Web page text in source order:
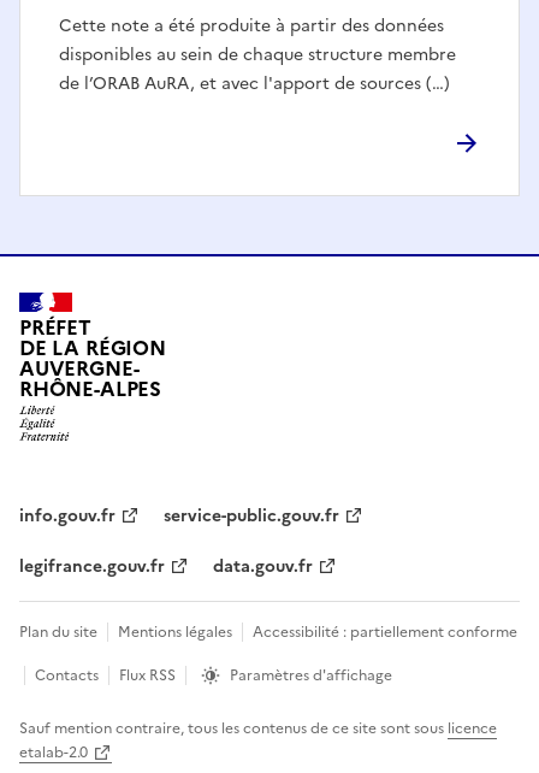
Cette note a été produite à partir des données
disponibles au sein de chaque structure membre
de l’ORAB AuRA, et avec l'apport de sources (…)
PRÉFET
DE LA RÉGION
AUVERGNE-
RHÔNE-ALPES
info.gouv.fr
service-public.gouv.fr
legifrance.gouv.fr
data.gouv.fr
Plan du site Mentions légales
Accessibilité : partiellement conforme
Contacts
Flux RSS Paramètres d'affichage
Sauf mention contraire, tous les contenus de ce site sont sous licence
etalab-2.0